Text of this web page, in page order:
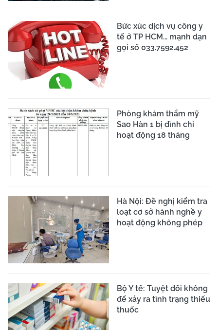
Bức xúc dịch vụ công y
tế ở TP HCM... mạnh dạn
gọi số 033.7592.452
Phòng khám thẩm mỹ
Sao Hàn 1 bị đình chỉ
hoạt động 18 tháng
Hà Nội: Đề nghị kiểm tra
loạt cơ sở hành nghề y
hoạt động không phép
Bộ Y tế: Tuyệt đối không
để xảy ra tình trạng thiếu
thuốc